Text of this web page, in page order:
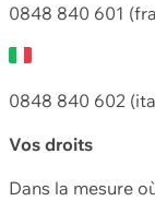
0848 840 601
0848 840 602
Vos droits
Dans la mesure